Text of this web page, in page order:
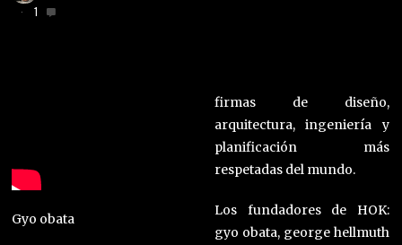
1
Gyo obata
firmas de diseño,
arquitectura, ingeniería y
planificación más
respetadas del mundo.
Los fundadores de HOK:
gyo obata, george hellmuth